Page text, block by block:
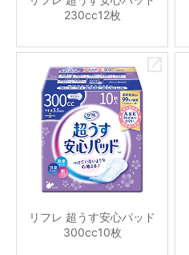
230cc12枚
リフレ 超うす安心パッド
300cc10枚